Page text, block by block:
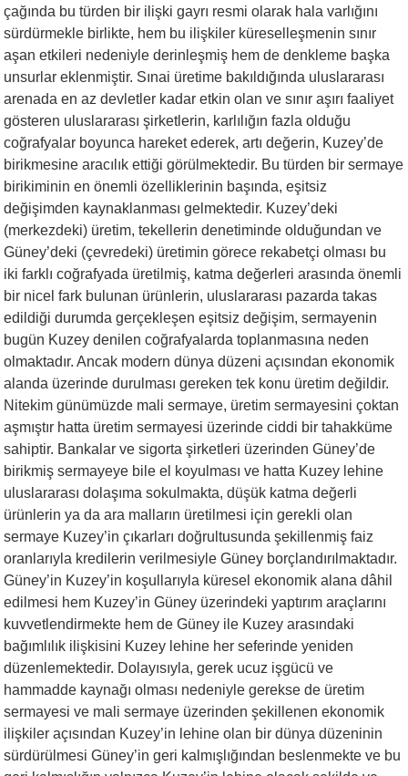
çağında bu türden bir ilişki gayrı resmi olarak hala varlığını
sürdürmekle birlikte, hem bu ilişkiler küreselleşmenin sınır
aşan etkileri nedeniyle derinleşmiş hem de denkleme başka
unsurlar eklenmiştir. Sınai üretime bakıldığında uluslararası
arenada en az devletler kadar etkin olan ve sınır aşırı faaliyet
gösteren uluslararası şirketlerin, karlılığın fazla olduğu
coğrafyalar boyunca hareket ederek, artı değerin, Kuzey’de
birikmesine aracılık ettiği görülmektedir. Bu türden bir sermaye
birikiminin en önemli özelliklerinin başında, eşitsiz
değişimden kaynaklanması gelmektedir. Kuzey’deki
(merkezdeki) üretim, tekellerin denetiminde olduğundan ve
Güney’deki (çevredeki) üretimin görece rekabetçi olması bu
iki farklı coğrafyada üretilmiş, katma değerleri arasında önemli
bir nicel fark bulunan ürünlerin, uluslararası pazarda takas
edildiği durumda gerçekleşen eşitsiz değişim, sermayenin
bugün Kuzey denilen coğrafyalarda toplanmasına neden
olmaktadır. Ancak modern dünya düzeni açısından ekonomik
alanda üzerinde durulması gereken tek konu üretim değildir.
Nitekim günümüzde mali sermaye, üretim sermayesini çoktan
aşmıştır hatta üretim sermayesi üzerinde ciddi bir tahakküme
sahiptir. Bankalar ve sigorta şirketleri üzerinden Güney’de
birikmiş sermayeye bile el koyulması ve hatta Kuzey lehine
uluslararası dolaşıma sokulmakta, düşük katma değerli
ürünlerin ya da ara malların üretilmesi için gerekli olan
sermaye Kuzey’in çıkarları doğrultusunda şekillenmiş faiz
oranlarıyla kredilerin verilmesiyle Güney borçlandırılmaktadır.
Güney’in Kuzey’in koşullarıyla küresel ekonomik alana dâhil
edilmesi hem Kuzey’in Güney üzerindeki yaptırım araçlarını
kuvvetlendirmekte hem de Güney ile Kuzey arasındaki
bağımlılık ilişkisini Kuzey lehine her seferinde yeniden
düzenlemektedir. Dolayısıyla, gerek ucuz işgücü ve
hammadde kaynağı olması nedeniyle gerekse de üretim
sermayesi ve mali sermaye üzerinden şekillenen ekonomik
ilişkiler açısından Kuzey’in lehine olan bir dünya düzeninin
sürdürülmesi Güney’in geri kalmışlığından beslenmekte ve bu